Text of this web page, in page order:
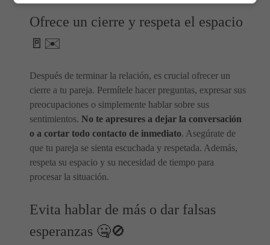
Ofrece un cierre y respeta el espacio
🚪✉️
Después de terminar la relación, es crucial ofrecer un
cierre a tu pareja. Permítele hacer preguntas, expresar sus
preocupaciones o simplemente hablar sobre sus
sentimientos. No te apresures a dejar la conversación
o a cortar todo contacto de inmediato. Asegúrate de
que tu pareja se sienta escuchada y respetada. Además,
respeta su espacio y su necesidad de tiempo para
procesar la situación.
Evita hablar de más o dar falsas
esperanzas 🤐🚫